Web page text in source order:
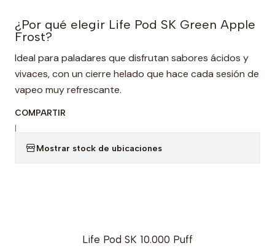
¿Por qué elegir Life Pod SK Green Apple
Frost?
Ideal para paladares que disfrutan sabores ácidos y
vivaces, con un cierre helado que hace cada sesión de
vapeo muy refrescante.
COMPARTIR
|
Mostrar stock de ubicaciones
Life Pod SK 10.000 Puff